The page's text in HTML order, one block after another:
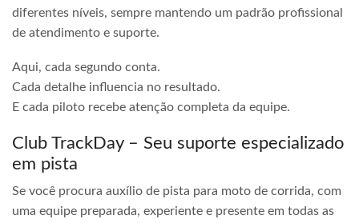
diferentes níveis, sempre mantendo um padrão profissional
de atendimento e suporte.
Aqui, cada segundo conta.
Cada detalhe influencia no resultado.
E cada piloto recebe atenção completa da equipe.
Club TrackDay – Seu suporte especializado
em pista
Se você procura auxílio de pista para moto de corrida, com
uma equipe preparada, experiente e presente em todas as